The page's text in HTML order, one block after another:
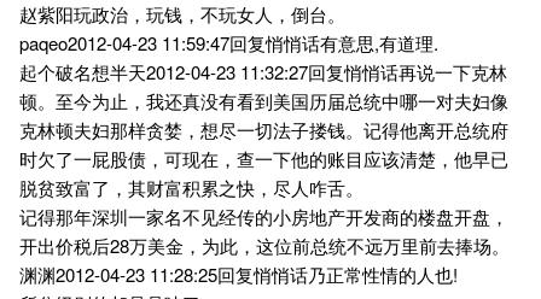
赵紫阳玩政治，玩钱，不玩女人，倒台。
paqeo2012-04-23 11:59:47回复悄悄话有意思,有道理.
起个破名想半天2012-04-23 11:32:27回复悄悄话再说一下克林
顿。至今为止，我还真没有看到美国历届总统中哪一对夫妇像
克林顿夫妇那样贪婪，想尽一切法子搂钱。记得他离开总统府
时欠了一屁股债，可现在，查一下他的账目应该清楚，他早已
脱贫致富了，其财富积累之快，尽人咋舌。
记得那年深圳一家名不见经传的小房地产开发商的楼盘开盘，
开出价税后28万美金，为此，这位前总统不远万里前去捧场。
渊渊2012-04-23 11:28:25回复悄悄话乃正常性情的人也!